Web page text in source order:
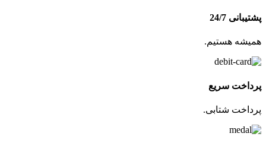
پشتیبانی 24/7
همیشه هستیم.
پرداخت سریع
پرداخت شتابی.